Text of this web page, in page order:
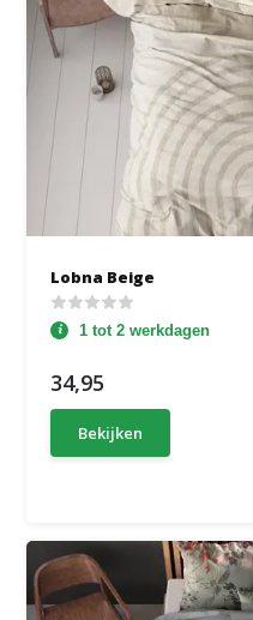
Lobna Beige
1 tot 2 werkdagen
34,95
Bekijken